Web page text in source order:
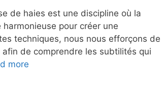
de haies est une discipline où la
pour créer une
techniques, nous nous efforçons de
de comprendre les subtilités qui
more